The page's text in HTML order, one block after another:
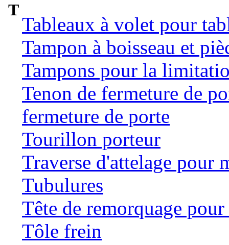
T
Tableaux à volet pour
Tampon à boisseau et
Tampons pour la
Tenon de fermeture de
fermeture de porte
Tourillon porteur
Traverse d'attelage pour
Tubulures
Tête de remorquage
Tôle frein